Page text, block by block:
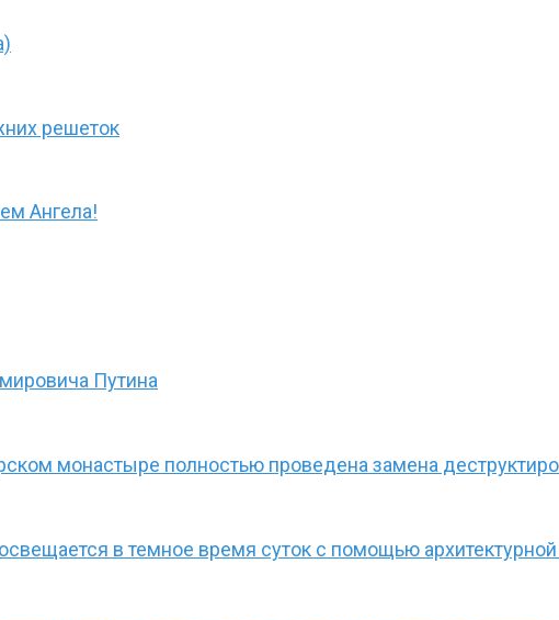
решеток
Ангела!
Путина
монастыре полностью проведена замена
в темное время суток с помощью